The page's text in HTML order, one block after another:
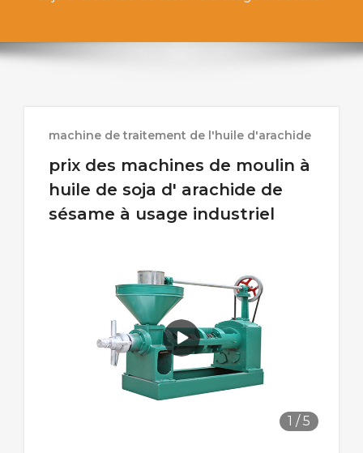
machine de traitement de l'huile d'arachide
prix des machines de moulin à
huile de soja d' arachide de
sésame à usage industriel
1 /5